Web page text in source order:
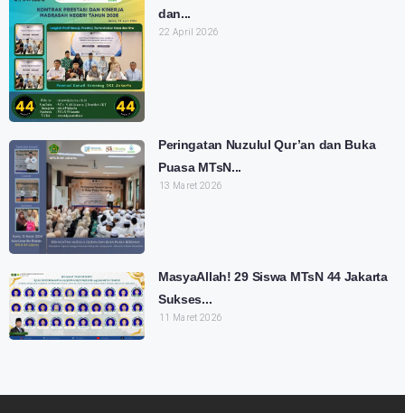
dan...
22 April 2026
Peringatan Nuzulul Qur’an dan Buka
Puasa MTsN...
13 Maret 2026
MasyaAllah! 29 Siswa MTsN 44 Jakarta
Sukses...
11 Maret 2026